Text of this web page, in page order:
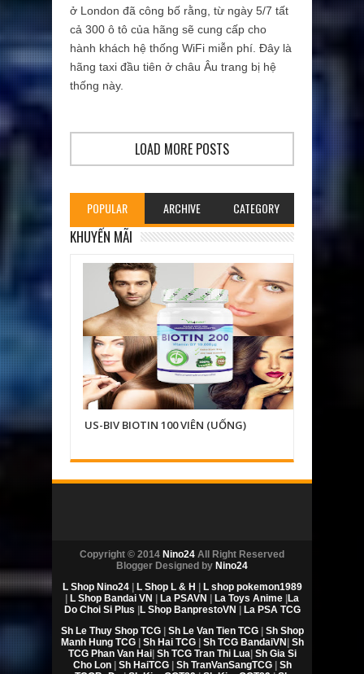
ở London đã công bố rằng, từ ngày 5/7 tất
cả 300 ô tô của hãng sẽ cung cấp cho
hành khách hệ thống WiFi miễn phí. Đây là
hãng taxi đầu tiên ở châu Âu trang bị hệ
thống này.
LOAD MORE POSTS
POPULAR ARCHIVE CATEGORY
KHUYẾN MÃI
US-BIV BIOTIN 100 VIÊN (UỐNG)
Copyright © 2014 Nino24 All Right Reserved
Blogger Designed by Nino24
L Shop Nino24| L Shop L & H | L shop pokemon1989
| L Shop Bandai VN | La PSAVN | La Toys Anime |La
Do Choi Si Plus |L Shop BanprestoVN | La PSA TCG
Sh Le Thuy Shop TCG| Sh Le Van Tien TCG| Sh Shop
Manh Hung TCG| Sh Hai TCG| Sh TCG BandaiVN| Sh
TCG Phan Van Hai| Sh TCG Tran Thi Lua| Sh Gia Si
Cho Lon| Sh HaiTCG| Sh TranVanSangTCG| Sh